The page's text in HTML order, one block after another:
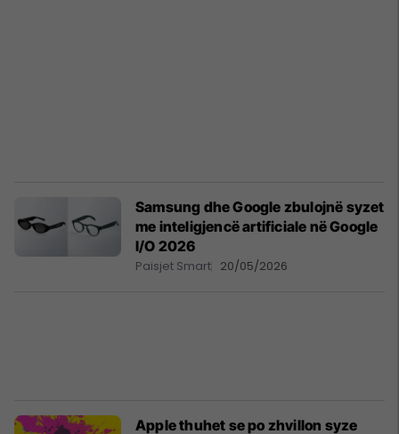
Samsung dhe Google zbulojnë syzet
me inteligjencë artificiale në Google
I/O 2026
Paisjet Smart 20/05/2026
Apple thuhet se po zhvillon syze